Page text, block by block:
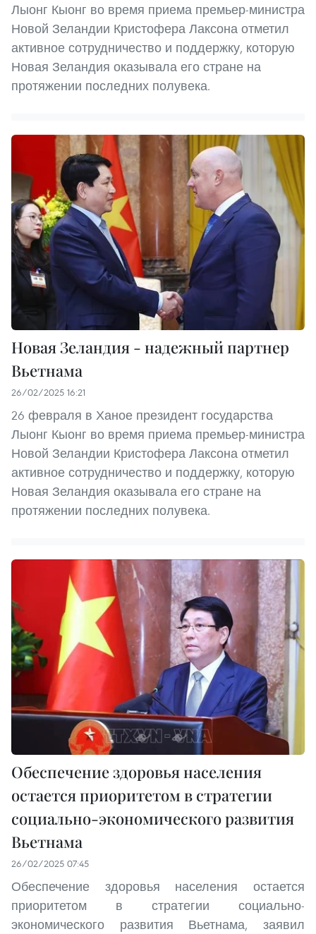
Лыонг Кыонг во время приема премьер-министра
Новой Зеландии Кристофера Лаксона отметил
активное сотрудничество и поддержку, которую
Новая Зеландия оказывала его стране на
протяжении последних полувека.
Новая Зеландия - надежный партнер
Вьетнама
26/02/2025 16:21
26 февраля в Ханое президент государства
Лыонг Кыонг во время приема премьер-министра
Новой Зеландии Кристофера Лаксона отметил
активное сотрудничество и поддержку, которую
Новая Зеландия оказывала его стране на
протяжении последних полувека.
Обеспечение здоровья населения
остается приоритетом в стратегии
социально-экономического развития
Вьетнама
26/02/2025 07:45
Обеспечение здоровья населения остается
приоритетом в стратегии социально-
экономического развития Вьетнама, заявил